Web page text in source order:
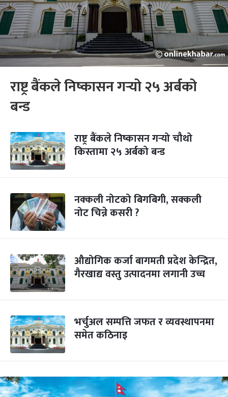
राष्ट्र बैंकले निष्कासन गर्‍यो २५ अर्बको
बन्ड
राष्ट्र बैंकले निष्कासन गर्‍यो चौथो
किस्तामा २५ अर्बको बन्ड
नक्कली नोटको बिगबिगी, सक्कली
नोट चिन्ने कसरी ?
औद्योगिक कर्जा बागमती प्रदेश केन्द्रित,
गैरखाद्य वस्तु उत्पादनमा लगानी उच्च
भर्चुअल सम्पत्ति जफत र व्यवस्थापनमा
समेत कठिनाइ